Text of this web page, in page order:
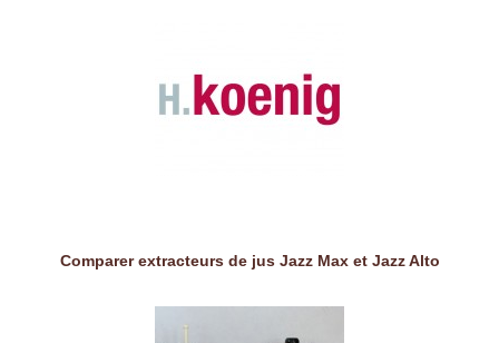
Comparer extracteurs de jus Jazz Max et Jazz Alto